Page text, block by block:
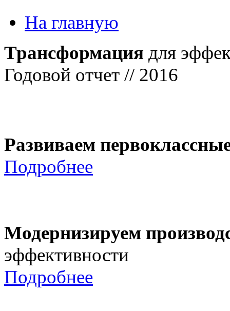
На главную
Трансформация для
Годовой отчет // 2016
Развиваем
Подробнее
Модернизируем
эффективности
Подробнее